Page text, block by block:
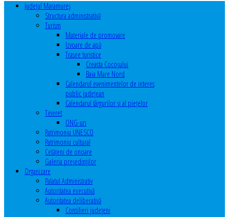
Judeţul Maramureş
Structura administrativă
Turism
Materiale de promovare
Izvoare de apă
Trasee turistice
Creasta Cocoșului
Baia Mare Nord
Calendarul evenimentelor de interes
public judeţean
Calendarul târgurilor şi al pieţelor
Tineret
ONG-uri
Patrimoniu UNESCO
Patrimoniu cultural
Cetăţeni de onoare
Galeria președinților
Organizare
Palatul Administrativ
Autoritatea executivă
Autoritatea deliberativă
Consilieri judeţeni